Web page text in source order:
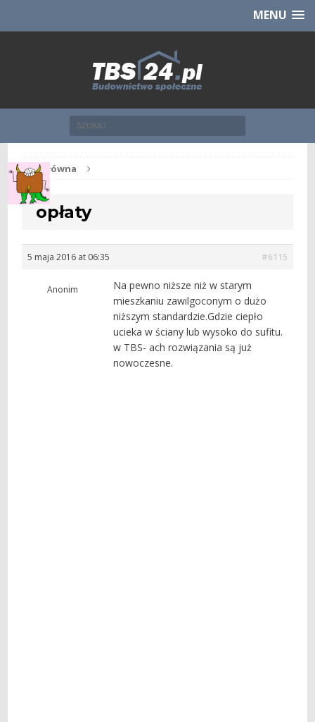
CHCĘ [klik]MENU
Str. główna
opłaty
5 maja 2016 at 06:35 #6115
Anonim
Na pewno niższe niż w starym
mieszkaniu zawilgoconym o dużo
niższym standardzie.Gdzie ciepło
ucieka w ściany lub wysoko do sufitu.
w TBS- ach rozwiązania są już
nowoczesne.